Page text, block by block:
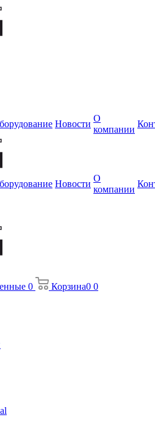
Новости
О
компании
Новости
О
компании
0 Корзина0 0